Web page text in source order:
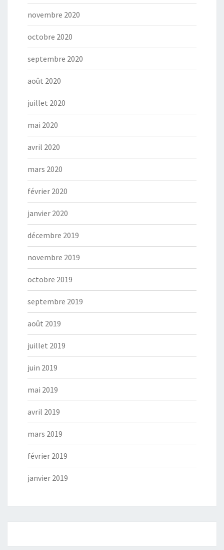
novembre 2020
octobre 2020
septembre 2020
août 2020
juillet 2020
mai 2020
avril 2020
mars 2020
février 2020
janvier 2020
décembre 2019
novembre 2019
octobre 2019
septembre 2019
août 2019
juillet 2019
juin 2019
mai 2019
avril 2019
mars 2019
février 2019
janvier 2019